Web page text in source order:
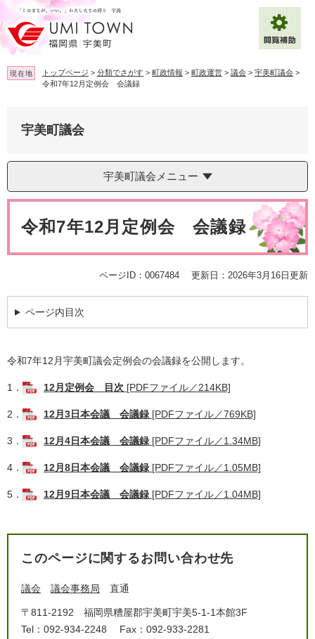
ー
ジ
の
先
頭
ニ
ュ
ー
を
飛
背景色変更
Multilingual（English・中文・한글）
現在地 トップページ > 分類でさがす > 町政情報 > 町政運営 > 議会 > 宇美町議会 >
令和7年12月定例会 会議録
宇美町議会
宇美町議会メニュー
令和7年12月定例会 会議録
ページID：0067484 更新日：2026年3月16日更新
ページ内目次
令和7年12月宇美町議会定例会の会議録を公開します。
1． 12月定例会 目次 [PDFファイル／214KB]
2． 12月3日本会議 会議録 [PDFファイル／769KB]
3． 12月4日本会議 会議録 [PDFファイル／1.34MB]
4． 12月8日本会議 会議録 [PDFファイル／1.05MB]
5． 12月9日本会議 会議録 [PDFファイル／1.04MB]
このページに関するお問い合わせ先
議会 議会事務局 直通
〒811-2192
福岡県糟屋郡宇美町宇美5-1-1本館3F
Tel：092-934-2248
Fax：092-933-2281